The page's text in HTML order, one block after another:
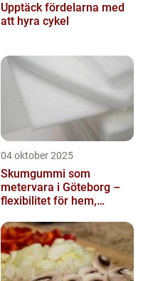
Upptäck fördelarna med
att hyra cykel
04 oktober 2025
Skumgummi som
metervara i Göteborg –
flexibilitet för hem,